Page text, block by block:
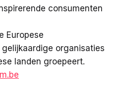
consumenten
Europese
organisaties
landen groepeert.